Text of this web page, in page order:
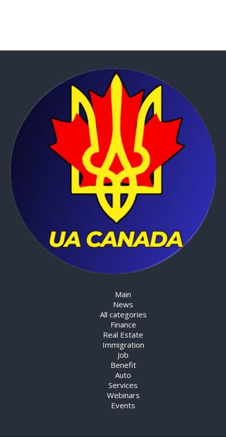
Main
News
All categories
Finance
Real Estate
Immigration
Job
Benefit
Auto
Services
Webinars
Events